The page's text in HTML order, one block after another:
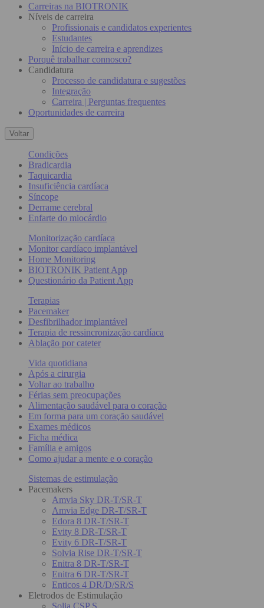
Carreiras na BIOTRONIK
Níveis de carreira
Profissionais e candidatos experientes
Estudantes
Início de carreira e aprendizes
Porquê trabalhar connosco?
Candidatura
Processo de candidatura e sugestões
Integração
Carreira | Perguntas frequentes
Oportunidades de carreira
Voltar
Condições
Bradicardia
Taquicardia
Insuficiência cardíaca
Síncope
Derrame cerebral
Enfarte do miocárdio
Monitorização cardíaca
Monitor cardíaco implantável
Home Monitoring
BIOTRONIK Patient App
Questionário da Patient App
Terapias
Pacemaker
Desfibrilhador implantável
Terapia de ressincronização cardíaca
Ablação por cateter
Vida quotidiana
Após a cirurgia
Voltar ao trabalho
Férias sem preocupações
Alimentação saudável para o coração
Em forma para um coração saudável
Exames médicos
Ficha médica
Família e amigos
Como ajudar a mente e o coração
Sistemas de estimulação
Pacemakers
Amvia Sky DR-T/SR-T
Amvia Edge DR-T/SR-T
Edora 8 DR-T/SR-T
Evity 8 DR-T/SR-T
Evity 6 DR-T/SR-T
Solvia Rise DR-T/SR-T
Enitra 8 DR-T/SR-T
Enitra 6 DR-T/SR-T
Enticos 4 DR/D/SR/S
Eletrodos de Estimulação
Solia CSP S